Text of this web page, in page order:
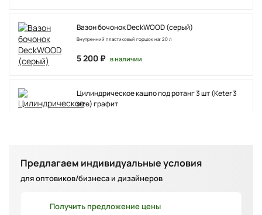
Вазон бочонок DeckWOOD (серый)
Внутренний пластиковый горшок на: 20 л
5 200 ₽ в наличии
Цилиндрическое кашпо под ротанг 3 шт (Keter 3
size) графит
Апельсиновое дерево с плодами 180 см.
Предлагаем индивидуальные условия
для оптовиков/бизнеса и дизайнеров
Получить предложение цены